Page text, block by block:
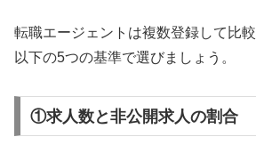
転職エージェントは複数登録して比
以下の5つの基準で選びましょう。
①求人数と非公開求人の割合